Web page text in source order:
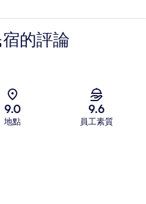
的評論
9.0
地點
9.6
員工素質